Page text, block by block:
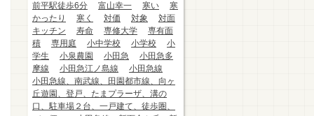
前平駅徒歩6分
富山幸一 寒い
寒
かったり
寒く 対価 対象
対面
キッチン
寿命 専修大学
専有面
積
専用庭 小中学校 小学校
小
学生
小泉農園 小田急
小田急多
摩線
小田急江ノ島線
小田急線
小田急線、南武線、田園都市線、向ヶ
丘遊園、登戸、たまプラーザ、溝の
口、駐車場２台、一戸建て、徒歩圏、